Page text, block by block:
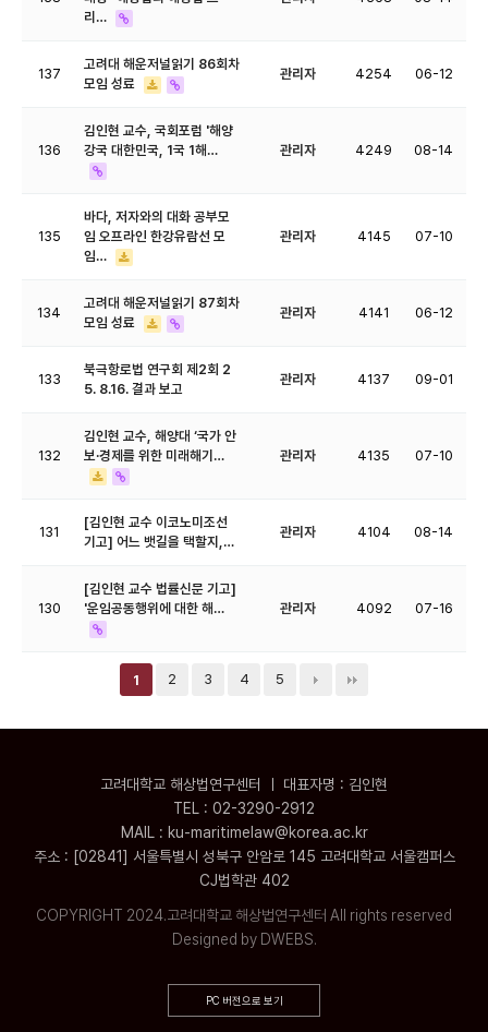
리…
137
고려대 해운저널읽기 86회차
모임 성료
관리자 4254 06-12
136
김인현 교수, 국회포럼 '해양
강국 대한민국, 1국 1해…
관리자 4249 08-14
135
바다, 저자와의 대화 공부모
임 오프라인 한강유람선 모
임…
관리자 4145 07-10
134
고려대 해운저널읽기 87회차
모임 성료
관리자 4141 06-12
133
북극항로법 연구회 제2회 2
5. 8.16. 결과 보고
관리자 4137 09-01
132
김인현 교수, 해양대 ‘국가 안
보·경제를 위한 미래해기…
관리자 4135 07-10
131
[김인현 교수 이코노미조선
기고] 어느 뱃길을 택할지,…
관리자 4104 08-14
130
[김인현 교수 법률신문 기고]
'운임공동행위에 대한 해…
관리자 4092 07-16
1 2 3 4 5
고려대학교 해상법연구센터 ㅣ 대표자명 : 김인현
TEL : 02-3290-2912
MAIL : ku-maritimelaw@korea.ac.kr
주소 : [02841] 서울특별시 성북구 안암로 145 고려대학교 서울캠퍼스
CJ법학관 402
COPYRIGHT 2024.고려대학교 해상법연구센터 All rights reserved
Designed by DWEBS.
PC 버전으로 보기